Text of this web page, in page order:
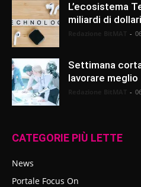
L’ecosistema
miliardi di dollari
-
Settimana
lavorare meglio
-
CATEGORIE PIÙ LETTE
News
Portale Focus On